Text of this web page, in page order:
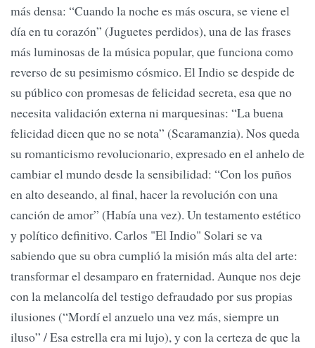
más densa: “Cuando la noche es más oscura, se viene el
día en tu corazón” (Juguetes perdidos), una de las frases
más luminosas de la música popular, que funciona como
reverso de su pesimismo cósmico. El Indio se despide de
su público con promesas de felicidad secreta, esa que no
necesita validación externa ni marquesinas: “La buena
felicidad dicen que no se nota” (Scaramanzia). Nos queda
su romanticismo revolucionario, expresado en el anhelo de
cambiar el mundo desde la sensibilidad: “Con los puños
en alto deseando, al final, hacer la revolución con una
canción de amor” (Había una vez). Un testamento estético
y político definitivo. Carlos "El Indio" Solari se va
sabiendo que su obra cumplió la misión más alta del arte:
transformar el desamparo en fraternidad. Aunque nos deje
con la melancolía del testigo defraudado por sus propias
ilusiones (“Mordí el anzuelo una vez más, siempre un
iluso” / Esa estrella era mi lujo), y con la certeza de que la